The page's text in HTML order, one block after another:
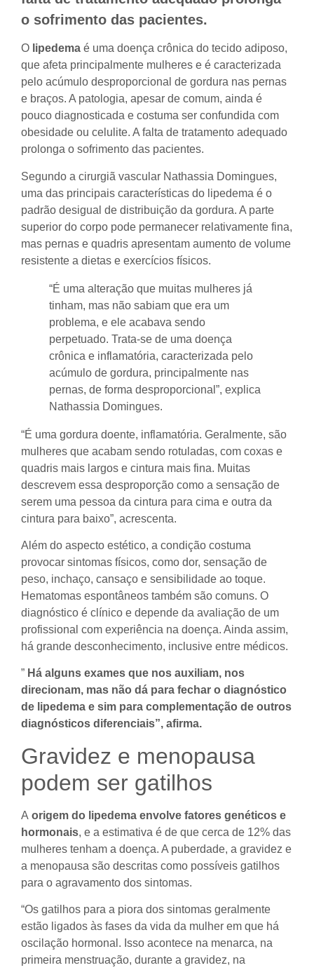
o sofrimento das pacientes.
O lipedema é uma doença crônica do tecido adiposo,
que afeta principalmente mulheres e é caracterizada
pelo acúmulo desproporcional de gordura nas pernas
e braços. A patologia, apesar de comum, ainda é
pouco diagnosticada e costuma ser confundida com
obesidade ou celulite. A falta de tratamento adequado
prolonga o sofrimento das pacientes.
Segundo a cirurgiã vascular Nathassia Domingues,
uma das principais características do lipedema é o
padrão desigual de distribuição da gordura. A parte
superior do corpo pode permanecer relativamente fina,
mas pernas e quadris apresentam aumento de volume
resistente a dietas e exercícios físicos.
“É uma alteração que muitas mulheres já
tinham, mas não sabiam que era um
problema, e ele acabava sendo
perpetuado. Trata-se de uma doença
crônica e inflamatória, caracterizada pelo
acúmulo de gordura, principalmente nas
pernas, de forma desproporcional”, explica
Nathassia Domingues.
“É uma gordura doente, inflamatória. Geralmente, são
mulheres que acabam sendo rotuladas, com coxas e
quadris mais largos e cintura mais fina. Muitas
descrevem essa desproporção como a sensação de
serem uma pessoa da cintura para cima e outra da
cintura para baixo”, acrescenta.
Além do aspecto estético, a condição costuma
provocar sintomas físicos, como dor, sensação de
peso, inchaço, cansaço e sensibilidade ao toque.
Hematomas espontâneos também são comuns. O
diagnóstico é clínico e depende da avaliação de um
profissional com experiência na doença. Ainda assim,
há grande desconhecimento, inclusive entre médicos.
” Há alguns exames que nos auxiliam, nos
direcionam, mas não dá para fechar o diagnóstico
de lipedema e sim para complementação de outros
diagnósticos diferenciais”, afirma.
Gravidez e menopausa
podem ser gatilhos
A origem do lipedema envolve fatores genéticos e
hormonais, e a estimativa é de que cerca de 12% das
mulheres tenham a doença. A puberdade, a gravidez e
a menopausa são descritas como possíveis gatilhos
para o agravamento dos sintomas.
“Os gatilhos para a piora dos sintomas geralmente
estão ligados às fases da vida da mulher em que há
oscilação hormonal. Isso acontece na menarca, na
primeira menstruação, durante a gravidez, na